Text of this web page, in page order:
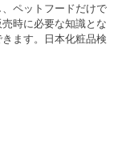
ペットフードだけで
時に必要な知識とな
ます。日本化粧品検